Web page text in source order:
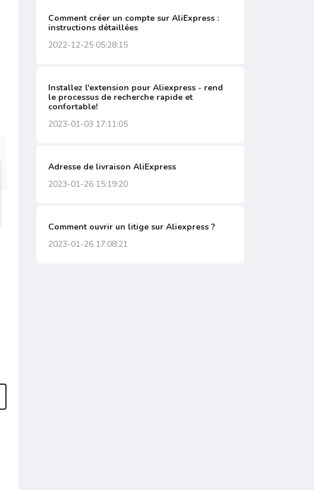
Comment créer un compte sur AliExpress :
instructions détaillées
2022-12-25 05:28:15
Installez l'extension pour Aliexpress - rend
le processus de recherche rapide et
confortable!
2023-01-03 17:11:05
Adresse de livraison AliExpress
2023-01-26 15:19:20
Comment ouvrir un litige sur Aliexpress ?
2023-01-26 17:08:21